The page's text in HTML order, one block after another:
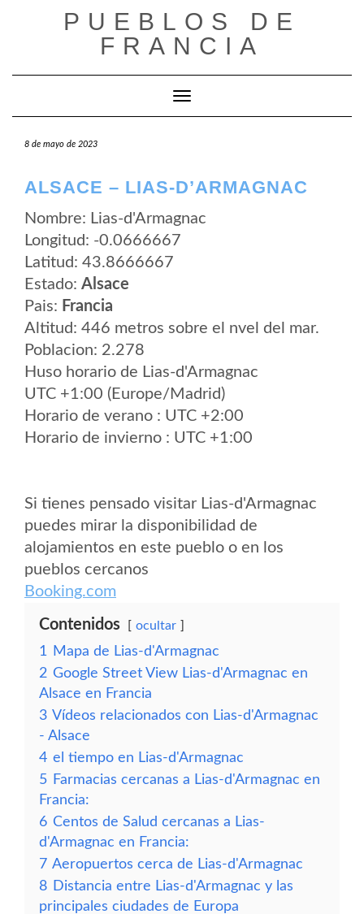
PUEBLOS DE
FRANCIA
Cambiar modo de navegación
8 de mayo de 2023
ALSACE – LIAS-D’ARMAGNAC
Nombre: Lias-d'Armagnac
Longitud: -0.0666667
Latitud: 43.8666667
Estado: Alsace
Pais: Francia
Altitud: 446 metros sobre el nvel del mar.
Poblacion: 2.278
Huso horario de Lias-d'Armagnac
UTC +1:00 (Europe/Madrid)
Horario de verano : UTC +2:00
Horario de invierno : UTC +1:00
Si tienes pensado visitar Lias-d'Armagnac
puedes mirar la disponibilidad de
alojamientos en este pueblo o en los
pueblos cercanos
Booking.com
Contenidos ocultar
1
Mapa de Lias-d'Armagnac
2 Google Street View Lias-d'Armagnac en
Alsace en Francia
3 Vídeos relacionados con Lias-d'Armagnac
- Alsace
4 el tiempo en Lias-d'Armagnac
5 Farmacias cercanas a Lias-d'Armagnac en
Francia:
6 Centos de Salud cercanas a Lias-
d'Armagnac en Francia:
7 Aeropuertos cerca de Lias-d'Armagnac
8 Distancia entre Lias-d'Armagnac y las
principales ciudades de Europa